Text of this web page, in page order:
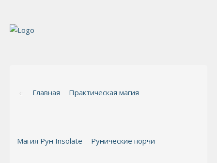
Главная Практическая магия
Магия Рун Insolate Рунические порчи